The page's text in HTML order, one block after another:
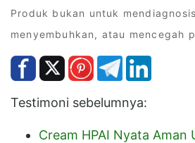
Produk bukan untuk
menyembuhkan, atau mencegah
Testimoni sebelumnya:
Cream HPAI Nyata Aman